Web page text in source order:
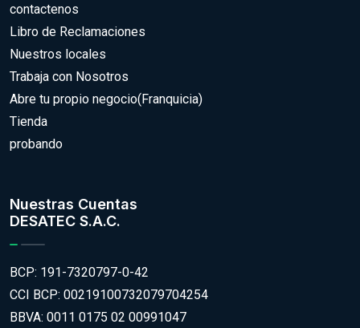
contactenos
Libro de Reclamaciones
Nuestros locales
Trabaja con Nosotros
Abre tu propio negocio(Franquicia)
Tienda
probando
Nuestras Cuentas
DESATEC S.A.C.
BCP: 191-7320797-0-42
CCI BCP: 00219100732079704254
BBVA: 0011 0175 02 00991047